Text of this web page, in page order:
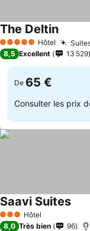
5 Étoiles Hôtel
The Deltin
8,5 Excellent 13 529
De 65 €
Consulter les prix
3 ÉtoilesHôtel
Saavi Suites
8,0 Très bien 96